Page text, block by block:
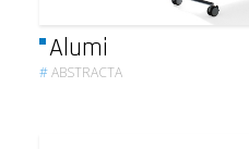
Alumi
#ABSTRACTA